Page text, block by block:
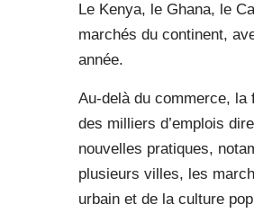
Le Kenya, le Ghana, le
marchés du continent,
année.
Au-delà du commerce, la
des milliers d’emplois
nouvelles pratiques,
plusieurs villes, les
urbain et de la culture